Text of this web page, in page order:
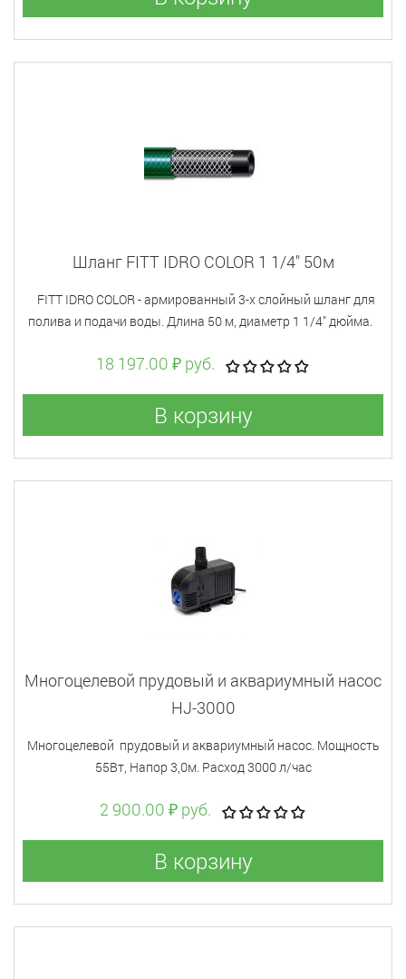
Шланг FITT IDRO COLOR 1 1/4" 50м
FITT IDRO COLOR - армированный 3-х слойный шланг для
полива и подачи воды. Длина 50 м, диаметр 1 1/4" дюйма.
18 197.00 ₽ руб.
В корзину
Многоцелевой прудовый и аквариумный насос
HJ-3000
Многоцелевой прудовый и аквариумный насос. Мощность
55Вт, Напор 3,0м. Расход 3000 л/час
2 900.00 ₽ руб.
В корзину